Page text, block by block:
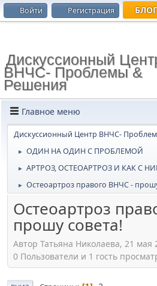
Войти Регистрация БЛОГ
Дискуссионный
ВНЧС- Проблемы &
Решения
Главное меню
Дискуссионный Центр ВНЧС-
► ОДИН НА ОДИН С ПРОБЛЕМОЙ
► АРТРОЗ, ОСТЕОАРТРОЗ И КАК С
► Остеоартроз правого ВНЧС -
Остеоартроз
прошу совета!
Автор Татьяна Николаева, 21 мая
0 Пользователи и 1 гость